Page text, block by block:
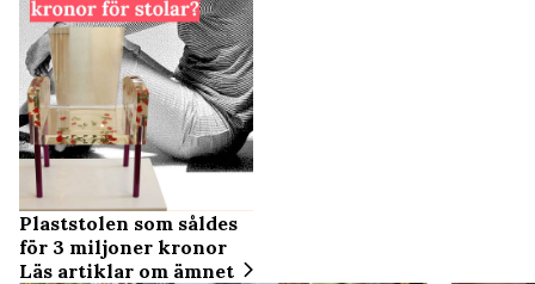
Plaststolen som såldes
för 3 miljoner kronor
Läs artiklar om ämnet